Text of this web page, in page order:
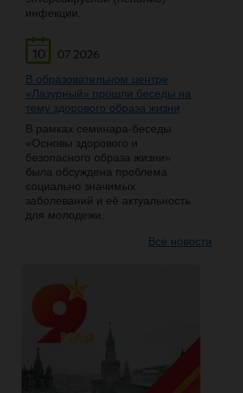
инфекции.
10
07.2026
В образовательном центре
«Лазурный» прошли беседы на
тему здорового образа жизни
В рамках семинара-беседы
«Основы здорового и
безопасного образа жизни»
была обсуждена проблема
социально значимых
заболеваний и её актуальность
для молодежи.
Все новости